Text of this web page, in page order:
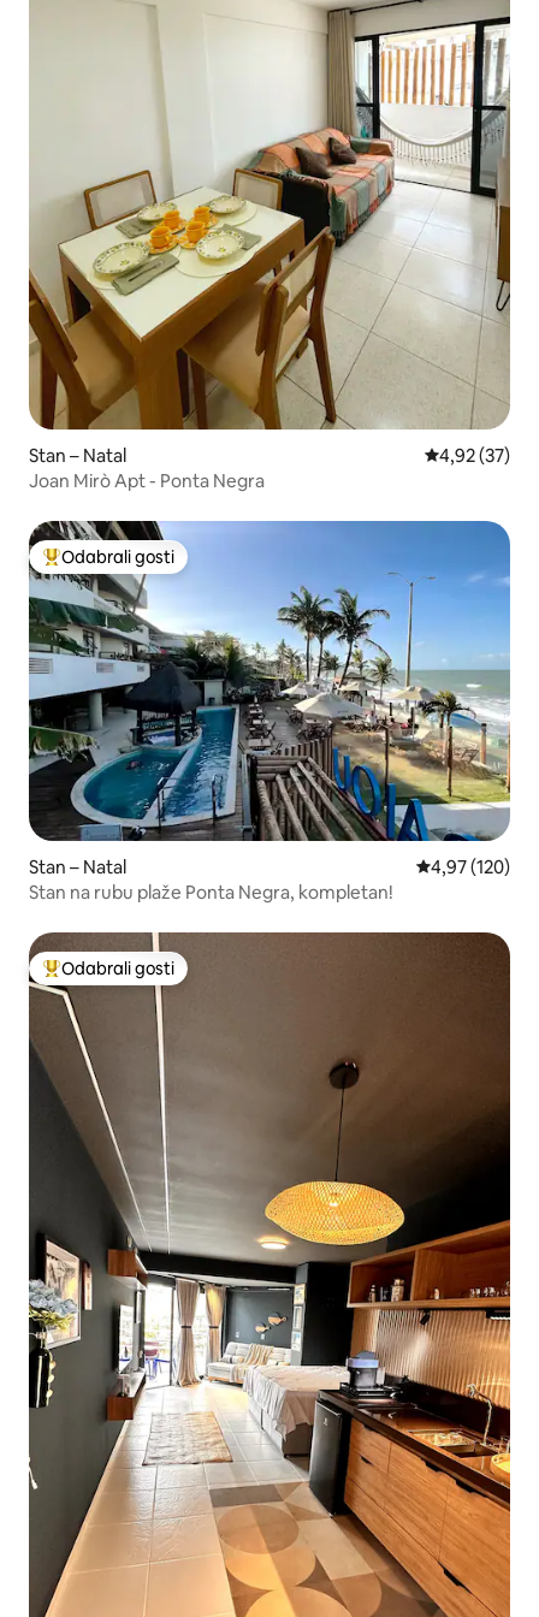
Stan – Natal Prosječna
4,92 (37)
Joan Mirò Apt - Ponta Negra
Među najviše rangiranima s oznakom „Odabrali gosti”
Odabrali gosti
Stan – Natal Prosječna
4,97 (120)
Stan na rubu plaže Ponta Negra, kompletan!
Među najviše rangiranima s oznakom „Odabrali gosti”
Odabrali gosti